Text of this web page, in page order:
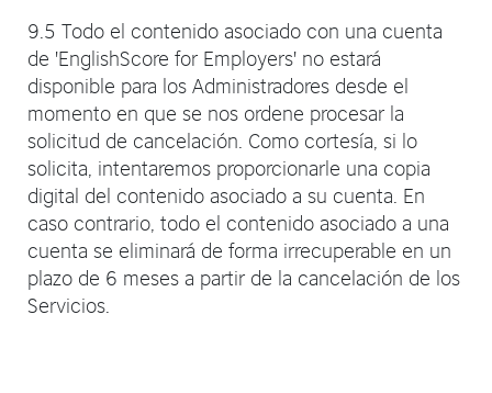
9.5 Todo el contenido asociado con una cuenta
de 'EnglishScore for Employers' no estará
disponible para los Administradores desde el
momento en que se nos ordene procesar la
solicitud de cancelación. Como cortesía, si lo
solicita, intentaremos proporcionarle una copia
digital del contenido asociado a su cuenta. En
caso contrario, todo el contenido asociado a una
cuenta se eliminará de forma irrecuperable en un
plazo de 6 meses a partir de la cancelación de los
Servicios.